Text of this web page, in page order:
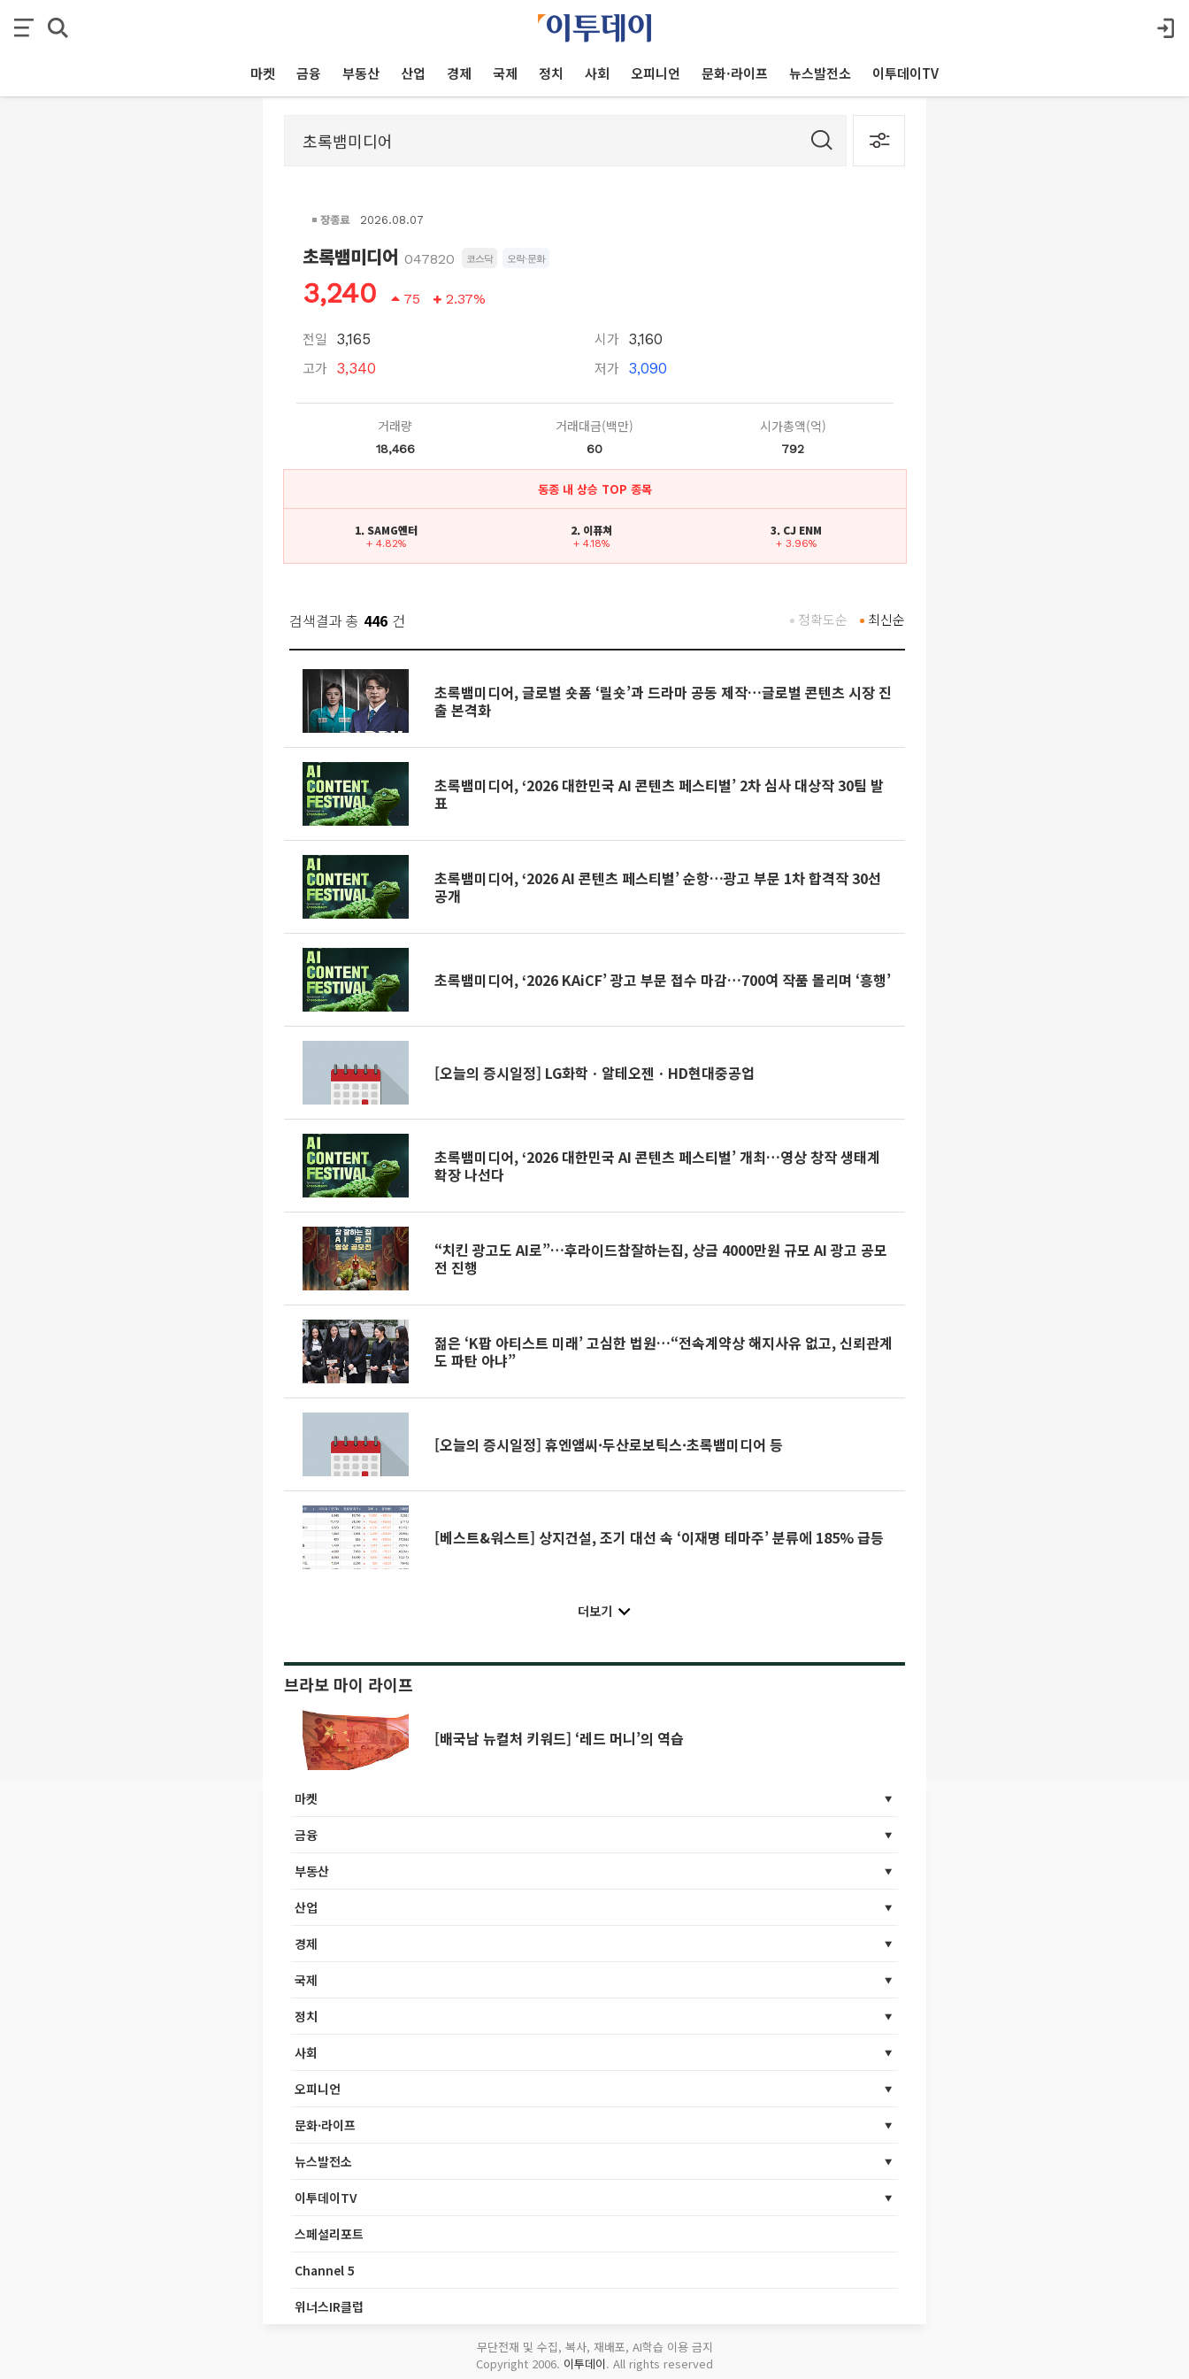
마켓 금융 부동산 산업 경제 국제 정치 사회 오피니언 문화·라이프 뉴스발전소 이투데이TV
장종료 2026.08.07
초록뱀미디어 047820 코스닥 오락·문화
3,240 75 2.37%
전일 3,165
고가 3,340
시가 3,160
저가 3,090
거래량
18,466
거래대금(백만)
60
시가총액(억)
792
동종 내 상승 TOP 종목
1. SAMG엔터
+ 4.82%
2. 이퓨쳐
+ 4.18%
3. CJ ENM
+ 3.96%
검색결과 총 446 건 최신순
정확도순
초록뱀미디어, 글로벌 숏폼 ‘릴숏’과 드라마 공동 제작…글로벌 콘텐츠 시장 진
출 본격화
초록뱀미디어, ‘2026 대한민국 AI 콘텐츠 페스티벌’ 2차 심사 대상작 30팀 발
표
초록뱀미디어, ‘2026 AI 콘텐츠 페스티벌’ 순항…광고 부문 1차 합격작 30선
공개
초록뱀미디어, ‘2026 KAiCF’ 광고 부문 접수 마감…700여 작품 몰리며 ‘흥행’
[오늘의 증시일정] LG화학ㆍ알테오젠ㆍHD현대중공업
초록뱀미디어, ‘2026 대한민국 AI 콘텐츠 페스티벌’ 개최…영상 창작 생태계
확장 나선다
“치킨 광고도 AI로”…후라이드참잘하는집, 상금 4000만원 규모 AI 광고 공모
전 진행
젊은 ‘K팝 아티스트 미래’ 고심한 법원…“전속계약상 해지사유 없고, 신뢰관계
도 파탄 아냐”
[오늘의 증시일정] 휴엔앰씨·두산로보틱스·초록뱀미디어 등
[베스트&워스트] 상지건설, 조기 대선 속 ‘이재명 테마주’ 분류에 185% 급등
더보기
브라보 마이 라이프
[배국남 뉴컬처 키워드] ‘레드 머니’의 역습
마켓
금융
부동산
산업
경제
국제
정치
사회
오피니언
문화·라이프
뉴스발전소
이투데이TV
스페셜리포트
Channel 5
위너스IR클럽
무단전재 및 수집, 복사, 재배포, AI학습 이용 금지
Copyright 2006. 이투데이. All rights reserved